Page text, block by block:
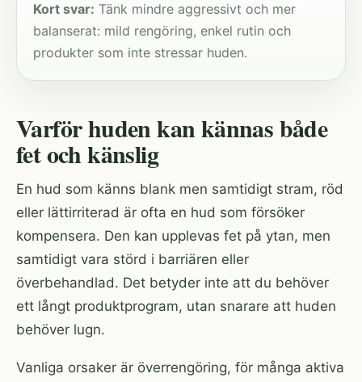
Kort svar: Tänk mindre aggressivt och mer
balanserat: mild rengöring, enkel rutin och
produkter som inte stressar huden.
Varför huden kan kännas både
fet och känslig
En hud som känns blank men samtidigt stram, röd
eller lättirriterad är ofta en hud som försöker
kompensera. Den kan upplevas fet på ytan, men
samtidigt vara störd i barriären eller
överbehandlad. Det betyder inte att du behöver
ett långt produktprogram, utan snarare att huden
behöver lugn.
Vanliga orsaker är överrengöring, för många aktiva